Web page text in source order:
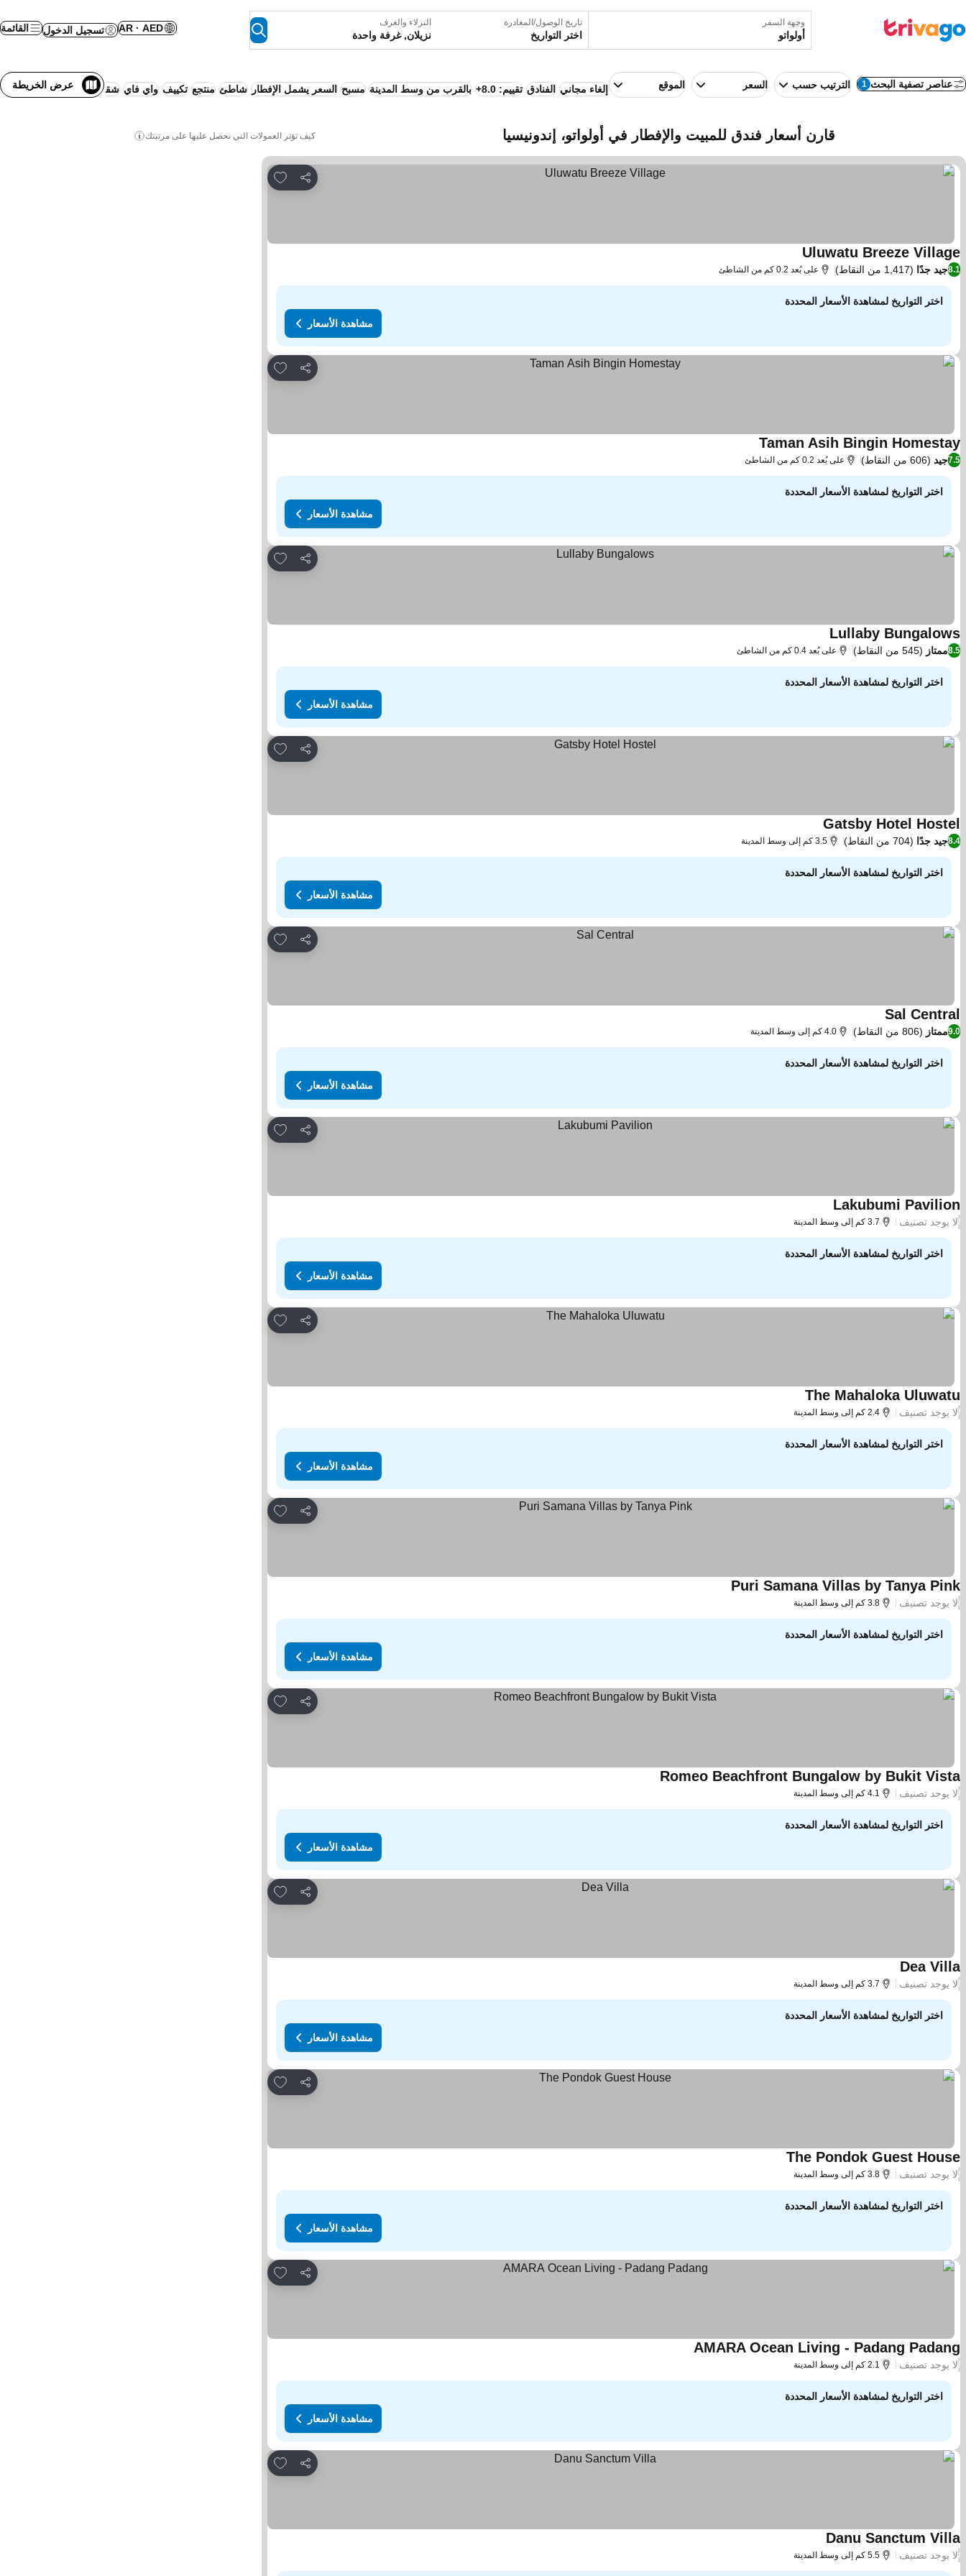
وجهة السفر تاريخ الوصول/المغادرة
اختر التواريخ
النزلاء والغرف
نزيلان, غرفة واحدة
AR · AED تسجيل الدخول القائمة
عناصر تصفية البحث 1 الترتيب حسب السعر الموقع إلغاء مجاني الفنادق تقييم: 8.0+ بالقرب من وسط المدينة مسبح السعر يشمل الإفطار شاطئ منتجع تكييف واي فاي شقة متكاملة الخدمات شقة/عرض الخريطة
قارن أسعار فندق للمبيت والإفطار في أولواتو، إندونيسيا كيف تؤثر العمولات التي نحصل عليها على مرتبتك
مشاركة
Add to favorites
Uluwatu Breeze Village
8.1جيد جدًا (1,417 من النقاط) على بُعد 0.2 كم من الشاطئ
اختر التواريخ لمشاهدة الأسعار المحددة
مشاهدة الأسعار
مشاركة
Add to favorites
Taman Asih Bingin Homestay
7.5جيد (606 من النقاط) على بُعد 0.2 كم من الشاطئ
اختر التواريخ لمشاهدة الأسعار المحددة
مشاهدة الأسعار
مشاركة
Add to favorites
Lullaby Bungalows
8.5ممتاز (545 من النقاط) على بُعد 0.4 كم من الشاطئ
اختر التواريخ لمشاهدة الأسعار المحددة
مشاهدة الأسعار
مشاركة
Add to favorites
Gatsby Hotel Hostel
8.4جيد جدًا (704 من النقاط) 3.5 كم إلى وسط المدينة
اختر التواريخ لمشاهدة الأسعار المحددة
مشاهدة الأسعار
مشاركة
Add to favorites
Sal Central
9.0ممتاز (806 من النقاط) 4.0 كم إلى وسط المدينة
اختر التواريخ لمشاهدة الأسعار المحددة
مشاهدة الأسعار
مشاركة
Add to favorites
Lakubumi Pavilion
/لا يوجد تصنيف 3.7 كم إلى وسط المدينة
اختر التواريخ لمشاهدة الأسعار المحددة
مشاهدة الأسعار
مشاركة
Add to favorites
The Mahaloka Uluwatu
/لا يوجد تصنيف 2.4 كم إلى وسط المدينة
اختر التواريخ لمشاهدة الأسعار المحددة
مشاهدة الأسعار
مشاركة
Add to favorites
Puri Samana Villas by Tanya Pink
/لا يوجد تصنيف 3.8 كم إلى وسط المدينة
اختر التواريخ لمشاهدة الأسعار المحددة
مشاهدة الأسعار
مشاركة
Add to favorites
Romeo Beachfront Bungalow by Bukit Vista
/لا يوجد تصنيف 4.1 كم إلى وسط المدينة
اختر التواريخ لمشاهدة الأسعار المحددة
مشاهدة الأسعار
مشاركة
Add to favorites
Dea Villa
/لا يوجد تصنيف 3.7 كم إلى وسط المدينة
اختر التواريخ لمشاهدة الأسعار المحددة
مشاهدة الأسعار
مشاركة
Add to favorites
The Pondok Guest House
/لا يوجد تصنيف 3.8 كم إلى وسط المدينة
اختر التواريخ لمشاهدة الأسعار المحددة
مشاهدة الأسعار
مشاركة
Add to favorites
AMARA Ocean Living - Padang Padang
/لا يوجد تصنيف 2.1 كم إلى وسط المدينة
اختر التواريخ لمشاهدة الأسعار المحددة
مشاهدة الأسعار
مشاركة
Add to favorites
Danu Sanctum Villa
/لا يوجد تصنيف 5.5 كم إلى وسط المدينة